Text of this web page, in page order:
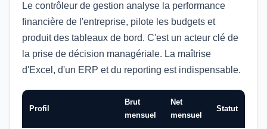
Le contrôleur de gestion analyse la performance
financière de l'entreprise, pilote les budgets et
produit des tableaux de bord. C'est un acteur clé de
la prise de décision managériale. La maîtrise
d'Excel, d'un ERP et du reporting est indispensable.
Profil
Brut
mensuel
Net
mensuel
Statut